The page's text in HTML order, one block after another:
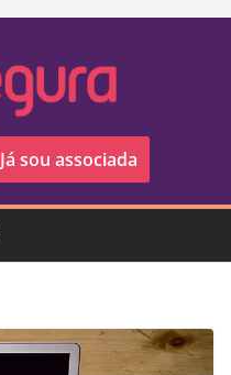
Já sou associada